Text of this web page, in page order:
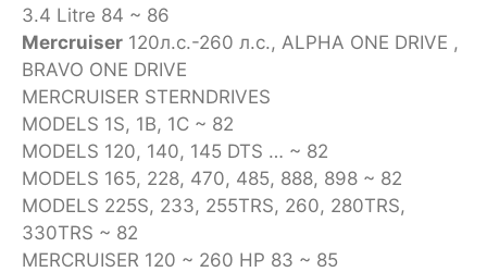
3.4 Litre 84 ~ 86
Mercruiser 120л.с.-260 л.с., ALPHA ONE DRIVE ,
BRAVO ONE DRIVE
MERCRUISER STERNDRIVES
MODELS 1S, 1B, 1C ~ 82
MODELS 120, 140, 145 DTS … ~ 82
MODELS 165, 228, 470, 485, 888, 898 ~ 82
MODELS 225S, 233, 255TRS, 260, 280TRS,
330TRS ~ 82
MERCRUISER 120 ~ 260 HP 83 ~ 85